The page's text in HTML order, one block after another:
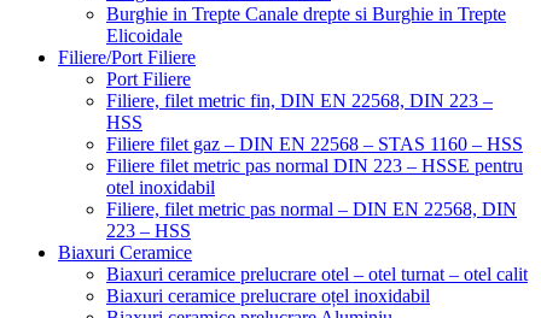
Burghie in Trepte Canale drepte si Burghie in Trepte
Elicoidale
Filiere/Port Filiere
Port Filiere
Filiere, filet metric fin, DIN EN 22568, DIN 223 –
HSS
Filiere filet gaz – DIN EN 22568 – STAS 1160 – HSS
Filiere filet metric pas normal DIN 223 – HSSE pentru
otel inoxidabil
Filiere, filet metric pas normal – DIN EN 22568, DIN
223 – HSS
Biaxuri Ceramice
Biaxuri ceramice prelucrare otel – otel turnat – otel calit
Biaxuri ceramice prelucrare oțel inoxidabil